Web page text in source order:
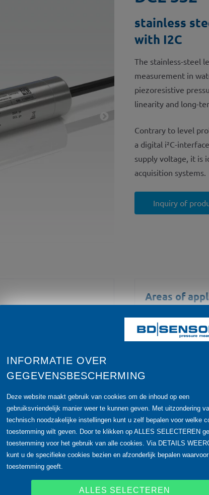
stainless
with I2C
The stainless-steel
measurement in
piezoresistive
linearity and long-
Contrary to level
a digital i²C-
supply voltage, it is
acquisition systems.
Inquiry of
to 0 ... 40 mH2O
max. 400 kHz
@ 2.7 V
Areas of
water
fuels and
INFORMATIE OVER
GEGEVENSBESCHERMING
Deze website maakt gebruik van cookies om de inhoud op een
gebruiksvriendelijk manier weer te kunnen geven. Met uitzondering
technisch noodzakelijke instellingen kunt u zelf bepalen voor welke
toestemming wilt geven. Door te klikken op ALLES SELECTEREN
toestemming voor het gebruik van alle cookies. Via DETAILS
kunt u de specifieke cookies bezien en afzonderlijk bepalen
toestemming geeft.
ALLES SELECTEREN